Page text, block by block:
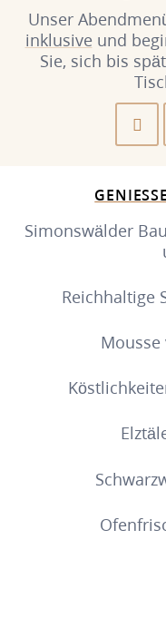
Unser
inklusiveund
Sie, sich bis
Simonswälder
Reichhaltige
Mousse